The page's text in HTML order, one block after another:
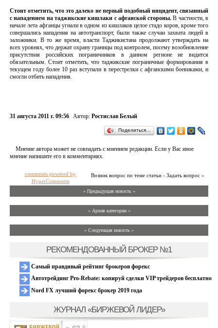
Стоит отметить, что это далеко не первый подобный инцидент, связанный
с нападением на таджикские кишлаки с афганской стороны. В частности, в
начале лета афганцы угнали в одном из кишлаков целое стадо коров, кроме того
совершались нападения на автотранспорт, были также случаи захвата людей в
заложники. В то же время, власти Таджикистана продолжают утверждать на
всех уровнях, что держат охрану границы под контролем, посему возобновление
присутствия российских пограничников в данном регионе не видится
обязательным. Стоит отметить, что таджикские пограничные формирования в
текущем году более 10 раз вступали в перестрелки с афганскими боевиками, и
смогли отбить нападения.
31 августа 2011 г. 09:56 Автор: Ростислав Белый
Поделиться…
Мнение автора может не совпадать с мнением редакции. Если у Вас иное
мнение напишите его в комментариях.
Возник вопрос по теме статьи - Задать вопрос »
comments powered by
HyperComments
« Предыдущая новость «
» Архив категории «
» Следующая новость »
РЕКОМЕНДОВАННЫЙ БРОКЕР №1
Самый правдивый рейтинг брокеров форекс
Автотрейдинг Pro-Rebate: копируй сделки VIP трейдеров бесплатно
Nord FX лучший форекс брокер 2019 года
ЖУРНАЛ «БИРЖЕВОЙ ЛИДЕР»